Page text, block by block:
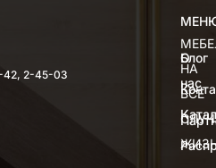
42, 2-45-03
О
нас
Блог
НА
ВСЕ